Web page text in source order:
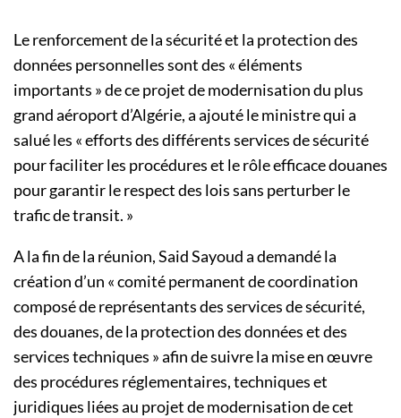
Le renforcement de la sécurité et la protection des
données personnelles sont des « éléments
importants » de ce projet de modernisation du plus
grand aéroport d’Algérie, a ajouté le ministre qui a
salué les « efforts des différents services de sécurité
pour faciliter les procédures et le rôle efficace douanes
pour garantir le respect des lois sans perturber le
trafic de transit. »
A la fin de la réunion, Said Sayoud a demandé la
création d’un « comité permanent de coordination
composé de représentants des services de sécurité,
des douanes, de la protection des données et des
services techniques » afin de suivre la mise en œuvre
des procédures réglementaires, techniques et
juridiques liées au projet de modernisation de cet